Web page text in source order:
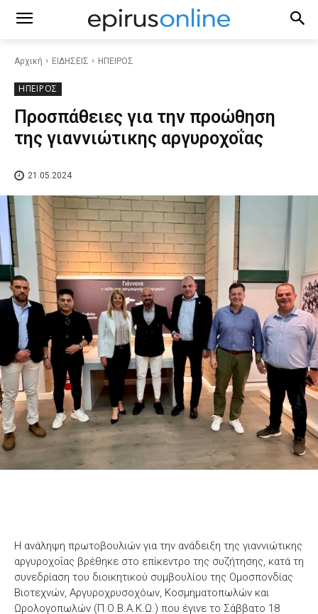
Αρχική ΕΙΔΗΣΕΙΣ ΗΠΕΙΡΟΣ
ΗΠΕΙΡΟΣ
Προσπάθειες για την προώθηση
της γιαννιώτικης αργυροχοΐας
21.05.2024
Η ανάληψη πρωτοβουλιών για την ανάδειξη της γιαννιώτικης
αργυροχοΐας βρέθηκε στο επίκεντρο της συζήτησης, κατά τη
συνεδρίαση του διοικητικού συμβουλίου της Ομοσπονδίας
Βιοτεχνών, Αργυροχρυσοχόων, Κοσμηματοπωλών και
Ωρολογοπωλών (Π.Ο.Β.Α.Κ.Ω.) που έγινε το Σάββατο 18